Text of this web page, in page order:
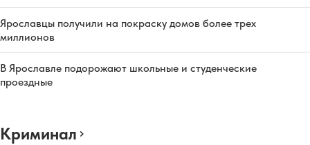
Ярославцы получили на покраску домов более трех
миллионов
В Ярославле подорожают школьные и студенческие
проездные
Криминал